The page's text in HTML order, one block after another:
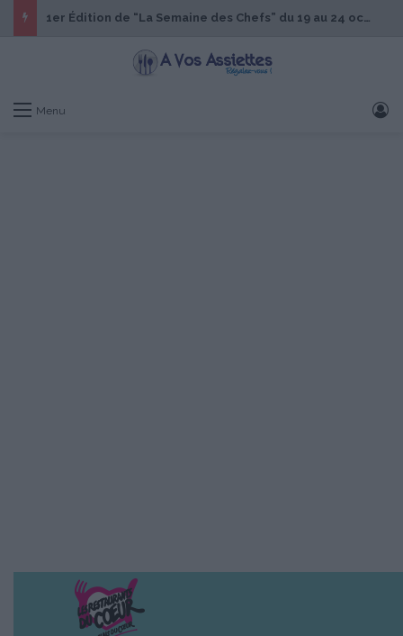
1er Édition de “La Semaine des Chefs” du 19 au 24 octobre 2026
Menu